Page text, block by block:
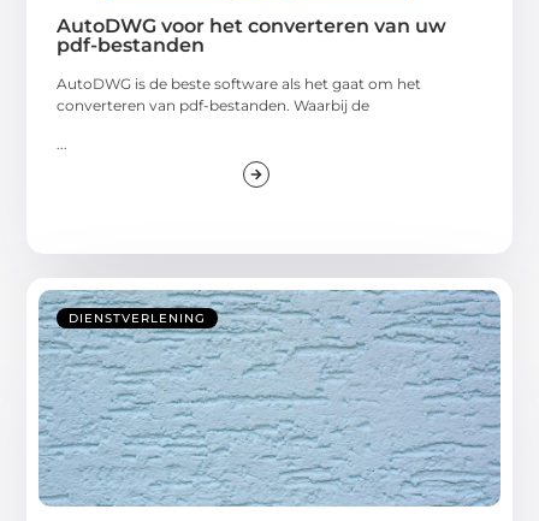
AutoDWG voor het converteren van uw
pdf-bestanden
AutoDWG is de beste software als het gaat om het
converteren van pdf-bestanden. Waarbij de
...
DIENSTVERLENING